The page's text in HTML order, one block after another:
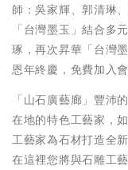
師：吳家輝、郭清琳
「台灣墨玉」結合多
琢，再次昇華「台灣
恩年終慶，免費加入
「山石廣藝廊」豐沛
在地的特色工藝家，
工藝家為石材打造全
在這裡您將與石雕工